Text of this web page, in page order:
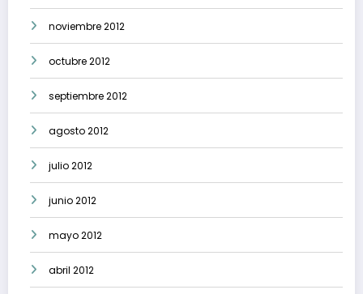
noviembre 2012
octubre 2012
septiembre 2012
agosto 2012
julio 2012
junio 2012
mayo 2012
abril 2012